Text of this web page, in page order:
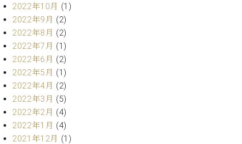
2022年10月 (1)
2022年9月 (2)
2022年8月 (2)
2022年7月 (1)
2022年6月 (2)
2022年5月 (1)
2022年4月 (2)
2022年3月 (5)
2022年2月 (4)
2022年1月 (4)
2021年12月 (1)